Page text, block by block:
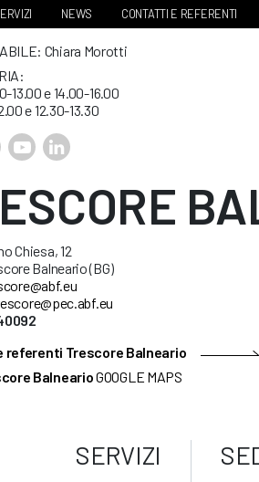
NEWS CONTATTI E REFERENTI
Chiara Morotti
13.00 e 14.00-16.00
e 12.30-13.30
Chiesa, 12
Balneario (BG)
referenti Trescore Balneario
BalnearioGOOGLE MAPS
SERVIZI